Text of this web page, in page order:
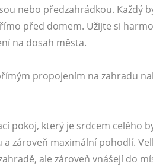
nebo předzahrádkou. Každý
před domem. Užijte si
na dosah města.
propojením na zahradu
pokoj, který je srdcem celého
zároveň maximální pohodlí.
ale zároveň vnášejí do